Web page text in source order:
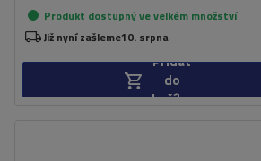
Produkt dostupný ve velkém množství
Již nyní zašleme10. srpna
Přidat
do
košíku